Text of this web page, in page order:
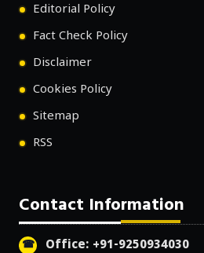
Editorial Policy
Fact Check Policy
Disclaimer
Cookies Policy
Sitemap
RSS
Contact Information
Office: +91-9250934030